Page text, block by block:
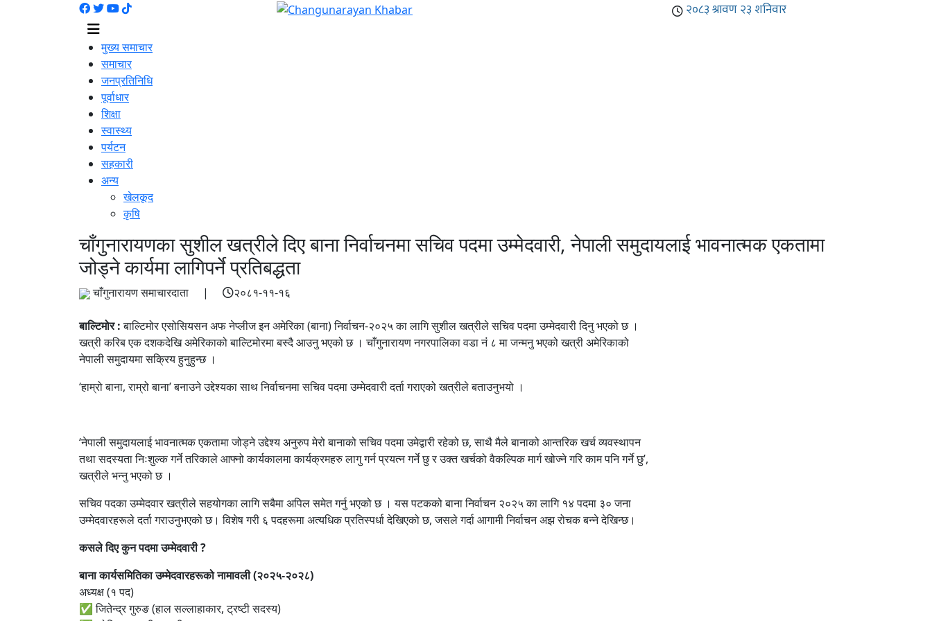
मुख्य समाचार
समाचार
जनप्रतिनिधि
पूर्वाधार
शिक्षा
स्वास्थ्य
पर्यटन
सहकारी
अन्य
खेलकूद
कृषि
चाँगुनारायणका सुशील खत्रीले दिए बाना निर्वाचनमा सचिव पदमा उम्मेदवारी, नेपाली समुदायलाई भावनात्मक एकतामा
जोड्ने कार्यमा लागिपर्ने प्रतिबद्धता
चाँगुनारायण समाचारदाता | २०८१-११-१६
बाल्टिमोर :बाल्टिमोर एसोसियसन अफ नेप्लीज इन अमेरिका (बाना) निर्वाचन-२०२५ का लागि सुशील खत्रीले सचिव पदमा उम्मेदवारी दिनु भएको छ ।
खत्री करिब एक दशकदेखि अमेरिकाको बाल्टिमोरमा बस्दै आउनु भएको छ । चाँगुनारायण नगरपालिका वडा नंं ८ मा जन्मनु भएको खत्री अमेरिकाको
नेपाली समुदायमा सक्रिय हुनुहुन्छ ।
‘हाम्रो बाना, राम्रो बाना’ बनाउने उद्देश्यका साथ निर्वाचनमा सचिव पदमा उम्मेदवारी दर्ता गराएको खत्रीले बताउनुभयो ।
‘नेपाली समुदायलाई भावनात्मक एकतामा जोड्ने उद्देश्य अनुरुप मेरो बानाको सचिव पदमा उमेद्वारी रहेको छ, साथै मैले बानाको आन्तरिक खर्च व्यवस्थापन
तथा सदस्यता निःशुल्क गर्ने तरिकाले आफ्नो कार्यकालमा कार्यक्रमहरु लागु गर्न प्रयत्न गर्ने छु र उक्त खर्चको वैकल्पिक मार्ग खोज्ने गरि काम पनि गर्ने छु’,
खत्रीले भन्नु भएको छ ।
सचिव पदका उम्मेदवार खत्रीले सहयोगका लागि सबैमा अपिल समेत गर्नु भएको छ । यस पटकको बाना निर्वाचन २०२५ का लागि १४ पदमा ३० जना
उम्मेदवारहरूले दर्ता गराउनुभएको छ। विशेष गरी ६ पदहरूमा अत्यधिक प्रतिस्पर्धा देखिएको छ, जसले गर्दा आगामी निर्वाचन अझ रोचक बन्ने देखिन्छ।
कसले दिए कुन पदमा उम्मेदवारी ?
बाना कार्यसमितिका उम्मेदवारहरूको नामावली (२०२५-२०२८)
अध्यक्ष (१ पद)
✅ जितेन्द्र गुरुङ (हाल सल्लाहाकार, ट्रष्टी सदस्य)